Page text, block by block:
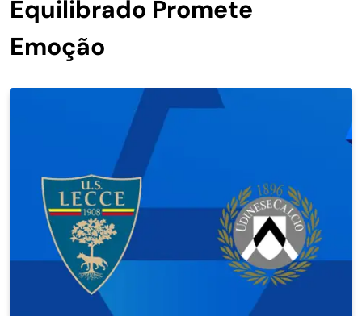
Equilibrado Promete
Emoção